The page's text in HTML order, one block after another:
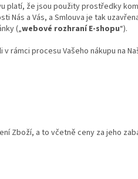
platí, že jsou použity prostředky
a Vás, a Smlouva je tak
(„webové rozhraní E-shopu“).
procesu Vašeho nákupu na
Zboží, a to včetně ceny za jeho